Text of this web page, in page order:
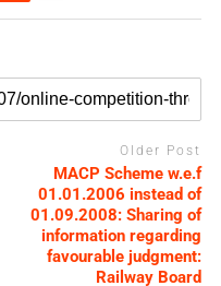
Older Post
MACP Scheme w.e.f
01.01.2006 instead of
01.09.2008: Sharing of
information regarding
favourable judgment:
Railway Board